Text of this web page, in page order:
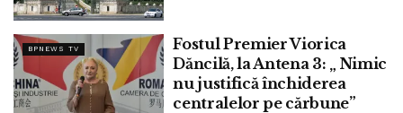
BPNEWS TV
Fostul Premier Viorica
Dăncilă, la Antena 3: „ Nimic
nu justifică închiderea
centralelor pe cărbune”